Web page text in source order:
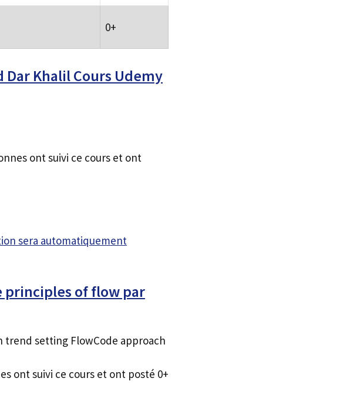
0+
Khalil Cours Udemy
ont suivi ce cours et ont
sera automatiquement
principles of flow par
setting FlowCode approach
ont suivi ce cours et ont posté 0+